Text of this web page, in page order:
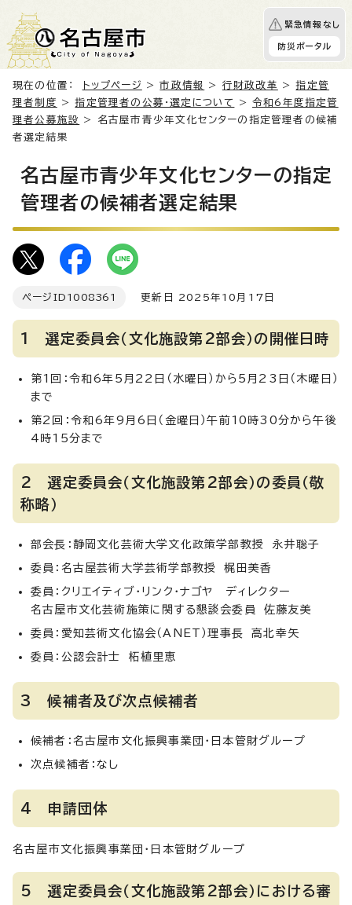
緊急情報なし
防災ポータル
現在の位置： トップページ >市政情報 > 行財政改革 >指定管
理者制度
>指定管理者の公募・選定について >令和6年度指定管
理者公募施設
> 名古屋市青少年文化センターの指定管理者の候補
者選定結果
名古屋市青少年文化センターの指定
管理者の候補者選定結果
ページID 1008361 更新日 2025年10月17日
1 選定委員会（文化施設第2部会）の開催日時
第1回：令和6年5月22日（水曜日）から5月23日（木曜日）
まで
第2回：令和6年9月6日（金曜日）午前10時30分から午後
4時15分まで
2 選定委員会（文化施設第2部会）の委員（敬
称略）
部会長：静岡文化芸術大学文化政策学部教授 永井聡子
委員：名古屋芸術大学芸術学部教授 梶田美香
委員：クリエイティブ・リンク・ナゴヤ ディレクター
名古屋市文化芸術施策に関する懇談会委員 佐藤友美
委員：愛知芸術文化協会（ANET）理事長 高北幸矢
委員：公認会計士 柘植里恵
3 候補者及び次点候補者
候補者：名古屋市文化振興事業団・日本管財グループ
次点候補者：なし
4 申請団体
名古屋市文化振興事業団・日本管財グループ
5 選定委員会（文化施設第2部会）における審